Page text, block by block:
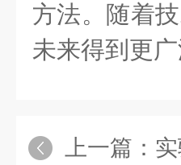
方法。随着
未来得到更
上一篇： 实